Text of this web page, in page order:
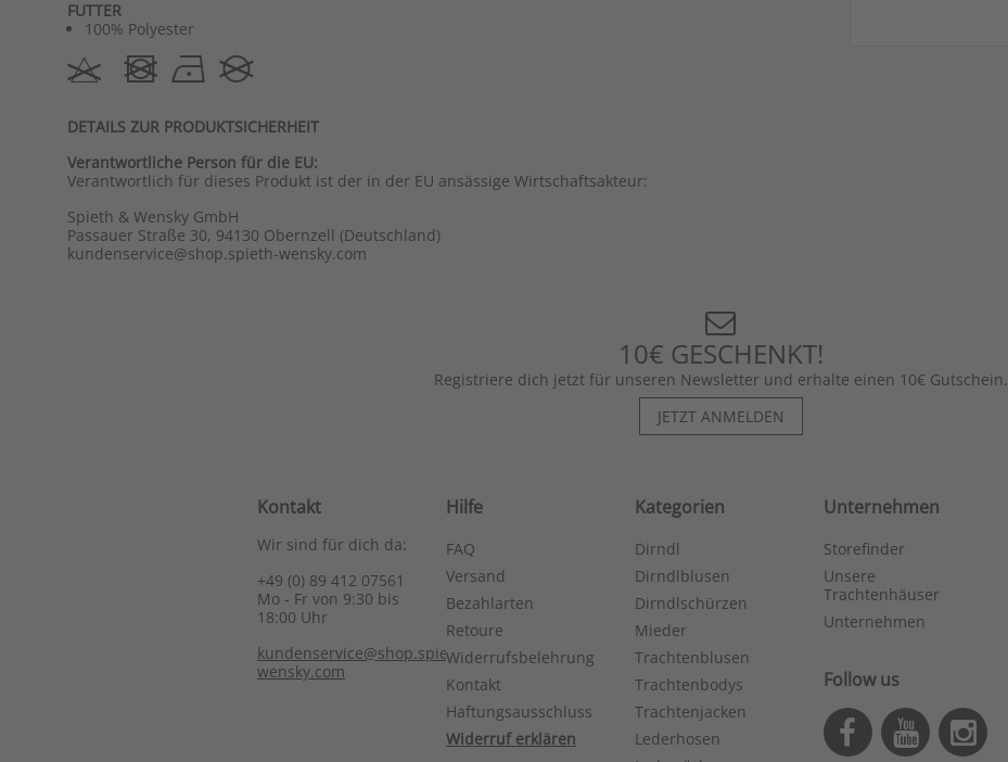
FUTTER
100% Polyester
DETAILS ZUR PRODUKTSICHERHEIT
Verantwortliche Person für die EU:
Verantwortlich für dieses Produkt ist der in der EU ansässige Wirtschaftsakteur:
Spieth & Wensky GmbH
Passauer Straße 30, 94130 Obernzell (Deutschland)
kundenservice@shop.spieth-wensky.com
10€ GESCHENKT!
Registriere dich jetzt für unseren Newsletter und erhalte einen 10€ Gutschein.
JETZT ANMELDEN
Hilfe
FAQ
Versand
Bezahlarten
Retoure
Widerrufsbelehrung
Kontakt
Haftungsausschluss
Widerruf erklären
Kontakt
Wir sind für dich da:
+49 (0) 89 412 07561
Mo - Fr von 9:30 bis
18:00 Uhr
kundenservice@shop.spieth-
wensky.com
Kategorien
Dirndl
Dirndlblusen
Dirndlschürzen
Mieder
Trachtenblusen
Trachtenbodys
Trachtenjacken
Lederhosen
Unternehmen
Storefinder
Unsere
Trachtenhäuser
Unternehmen
Follow us